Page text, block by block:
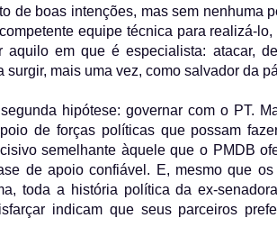
de boas intenções, mas sem nenhuma
equipe técnica para realizá-
em que é especialista: atacar,
mais uma vez, como salvador da
hipótese: governar com o PT.
de forças políticas que possam
semelhante àquele que o PMDB
de apoio confiável. E, mesmo que
toda a história política da ex-
indicam que seus parceiros